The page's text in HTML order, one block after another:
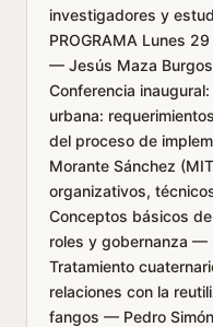
investigadores y
PROGRAMA Lunes
— Jesús Maza
Conferencia
urbana:
del proceso de
Morante Sánchez
organizativos,
Conceptos básicos
roles y gobernanza —
Tratamiento
relaciones con la
fangos — Pedro